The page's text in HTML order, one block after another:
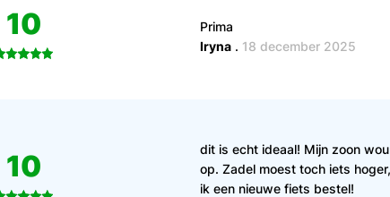
10
Prima
Iryna . 18 december 2025
10
dit is echt ideaal! Mijn zoon
op. Zadel moest toch iets
ik een nieuwe fiets bestel!